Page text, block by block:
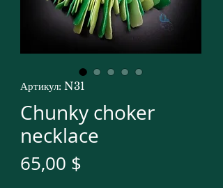
Артикул: N31
Chunky choker
necklace
65,00 $